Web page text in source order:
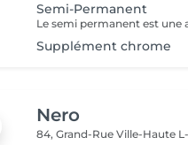
Semi-Permanent
Supplément chrome
Nero
84, Grand-RueVille-Haute